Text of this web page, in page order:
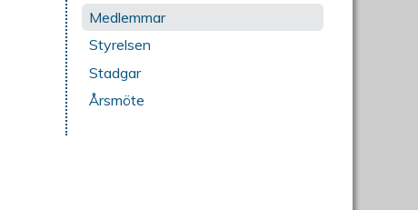
Medlemmar
Styrelsen
Stadgar
Årsmöte